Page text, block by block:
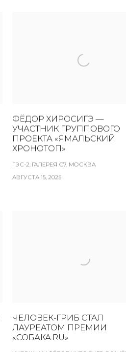
ФЁДОР ХИРОСИГЭ —
УЧАСТНИК ГРУППОВОГО
ПРОЕКТА «ЯМАЛЬСКИЙ
ХРОНОТОП»
ГЭС-2, ГАЛЕРЕЯ С7, МОСКВА
АВГУСТА 15, 2025
ЧЕЛОВЕК-ГРИБ СТАЛ
ЛАУРЕАТОМ ПРЕМИИ
«СОБАКА.RU»